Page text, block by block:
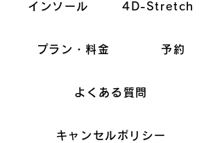
インソール 4D-Stretch
プラン・料金 予約
よくある質問
キャンセルポリシー